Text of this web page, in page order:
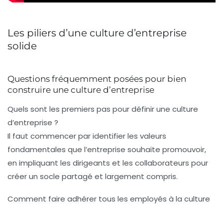
Les piliers d’une culture d’entreprise
solide
Questions fréquemment posées pour bien
construire une culture d’entreprise
Quels sont les premiers pas pour définir une culture
d’entreprise ?
Il faut commencer par identifier les valeurs
fondamentales que l’entreprise souhaite promouvoir,
en impliquant les dirigeants et les collaborateurs pour
créer un socle partagé et largement compris.
Comment faire adhérer tous les employés à la culture